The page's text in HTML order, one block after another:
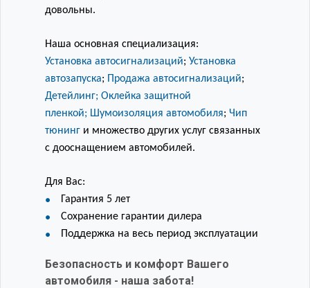
довольны.
Наша основная специализация:
Установка автосигнализаций; Установка
автозапуска; Продажа автосигнализаций;
Детейлинг; Оклейка защитной
пленкой; Шумоизоляция автомобиля; Чип
тюнинг и множество других услуг связанных
с дооснащением автомобилей.
Для Вас:
Гарантия 5 лет
Сохранение гарантии дилера
Поддержка на весь период эксплуатации
Безопасность и комфорт Вашего
автомобиля - наша забота!